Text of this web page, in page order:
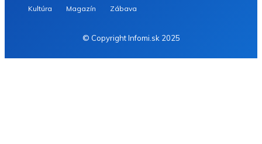
Kultúra
Magazín Zábava
© Copyright Infomi.sk 2025